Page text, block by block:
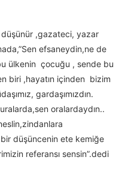
düşünür ,gazateci, yazar
efsaneydin,ne de
ülkenin çocuğu , sende bu
biri ,hayatın içinden bizim
gardaşımızdın.
oralardaydın..
düşüncenin ete kemiğe
referansı sensin”.dedi